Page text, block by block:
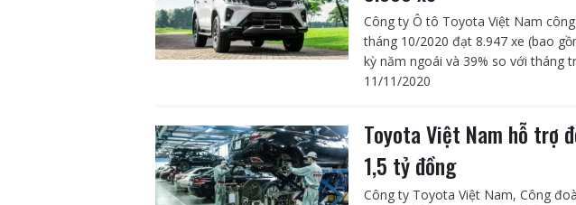
Công ty Ô tô Toyota Việt Nam
tháng 10/2020 đạt 8.947 xe (bao
kỳ năm ngoái và 39% so với tháng
11/11/2020
Toyota Việt Nam hỗ trợ
1,5 tỷ đồng
Công ty Toyota Việt Nam, Công